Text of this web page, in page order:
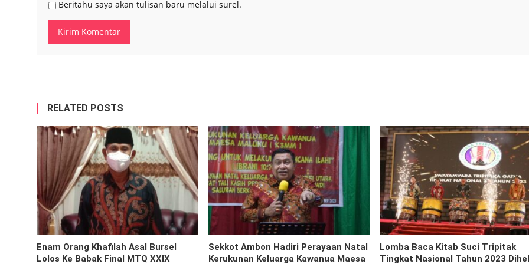
Beritahu saya akan tulisan baru melalui surel.
RELATED POSTS
Enam Orang Khafilah Asal Bursel
Lolos Ke Babak Final MTQ XXIX
Sekkot Ambon Hadiri Perayaan Natal
Kerukunan Keluarga Kawanua Maesa
Lomba Baca Kitab Suci Tripitak
Tingkat Nasional Tahun 2023